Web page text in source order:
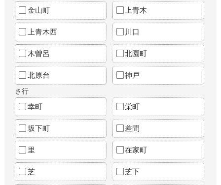
金山町 上青木
上青木西 川口
木曽呂 北園町
北原台 神戸
さ行
幸町 栄町
坂下町 差間
里 在家町
芝 芝下